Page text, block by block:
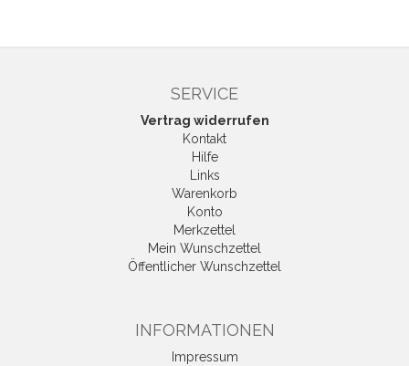
SERVICE
Vertrag widerrufen
Kontakt
Hilfe
Links
Warenkorb
Konto
Merkzettel
Mein Wunschzettel
Öffentlicher Wunschzettel
INFORMATIONEN
Impressum